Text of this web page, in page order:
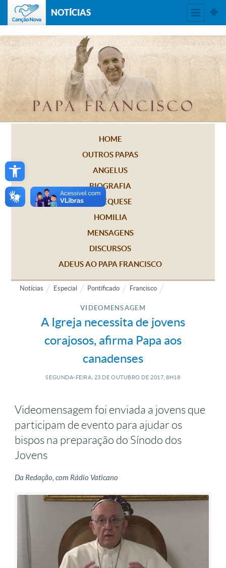
Open toolbar
NOTÍCIAS
HOME
OUTROS PAPAS
ANGELUS
BIOGRAFIA
CATEQUESE
HOMILIA
MENSAGENS
DISCURSOS
ADEUS AO PAPA FRANCISCO
Notícias Especial Pontificado Francisco
VIDEOMENSAGEM
A Igreja necessita de jovens
corajosos, afirma Papa aos
canadenses
SEGUNDA-FEIRA, 23 DE OUTUBRO DE 2017, 8H18
Videomensagem foi enviada a jovens que
participam de evento para ajudar os
bispos na preparação do Sínodo dos
Jovens
Da Redação, com Rádio Vaticano